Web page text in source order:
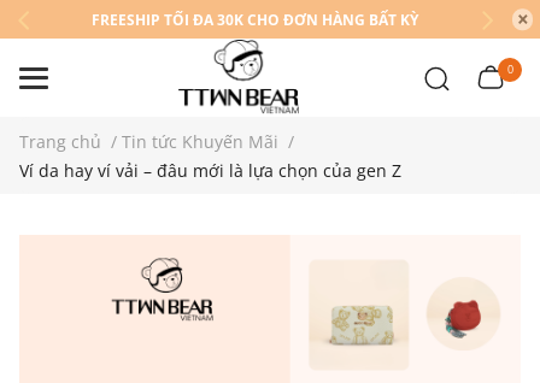
FREESHIP TỐI ĐA 30K CHO ĐƠN HÀNG BẤT KỲ
0
Trang chủ / Tin tức Khuyến Mãi /
Ví da hay ví vải – đâu mới là lựa chọn của gen Z